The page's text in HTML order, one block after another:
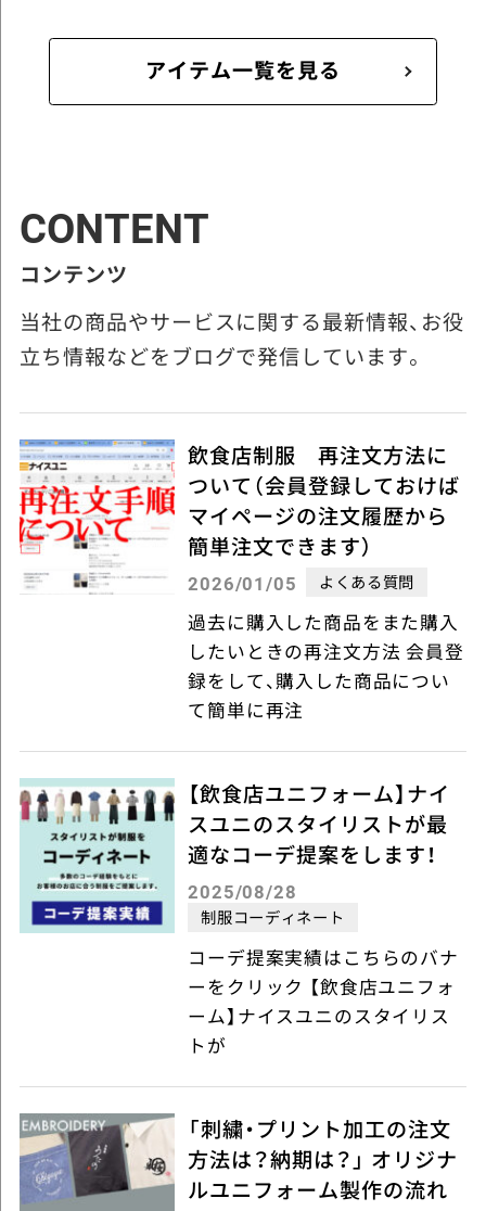
アイテム一覧を見る
CONTENT
コンテンツ
当社の商品やサービスに関する最新情報、お役
立ち情報などをブログで発信しています。
飲食店制服 再注文方法に
ついて（会員登録しておけば
マイページの注文履歴から
簡単注文できます）
2026/01/05 よくある質問
過去に購入した商品をまた購入
したいときの再注文方法 会員登
録をして、購入した商品につい
て簡単に再注
【飲食店ユニフォーム】ナイ
スユニのスタイリストが最
適なコーデ提案をします！
2025/08/28
制服コーディネート
コーデ提案実績はこちらのバナ
ーをクリック 【飲食店ユニフォ
ーム】ナイスユニのスタイリス
トが
「刺繍・プリント加工の注文
方法は？納期は？」 オリジナ
ルユニフォーム製作の流れ